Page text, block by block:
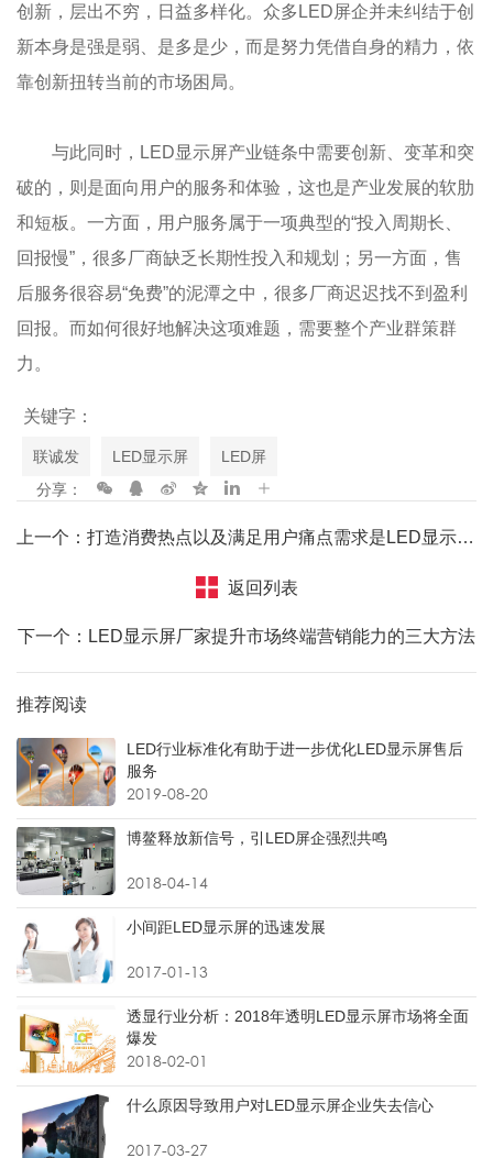
创新，层出不穷，日益多样化。众多LED屏企并未纠结于创
新本身是强是弱、是多是少，而是努力凭借自身的精力，依
靠创新扭转当前的市场困局。
与此同时，LED显示屏产业链条中需要创新、变革和突
破的，则是面向用户的服务和体验，这也是产业发展的软肋
和短板。一方面，用户服务属于一项典型的“投入周期长、
回报慢”，很多厂商缺乏长期性投入和规划；另一方面，售
后服务很容易“免费”的泥潭之中，很多厂商迟迟找不到盈利
回报。而如何很好地解决这项难题，需要整个产业群策群
力。
关键字：
联诚发 LED显示屏
LED屏
分享：
上一个：打造消费热点以及满足用户痛点需求是LED显示屏厂家在产品创新、营销变革上的重要工作
返回列表
下一个：LED显示屏厂家提升市场终端营销能力的三大方法
推荐阅读
LED行业标准化有助于进一步优化LED显示屏售后
服务
2019-08-20
博鳌释放新信号，引LED屏企强烈共鸣
2018-04-14
小间距LED显示屏的迅速发展
2017-01-13
透显行业分析：2018年透明LED显示屏市场将全面
爆发
2018-02-01
什么原因导致用户对LED显示屏企业失去信心
2017-03-27